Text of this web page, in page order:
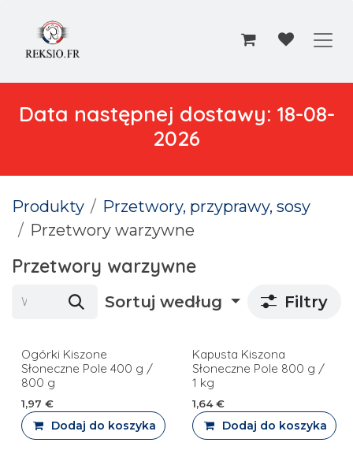
Data następnej dostawy: 18-08-
2026
Produkty
Przetwory, przyprawy, sosy
Przetwory warzywne
Przetwory warzywne
Sortuj według Filtry
PROMOCJA
Ogórki Kiszone
Słoneczne Pole 400 g /
800 g
1,97 €
Dodaj do koszyka
PROMOCJA
Kapusta Kiszona
Słoneczne Pole 800 g /
1 kg
1,64€
Dodaj do koszyka